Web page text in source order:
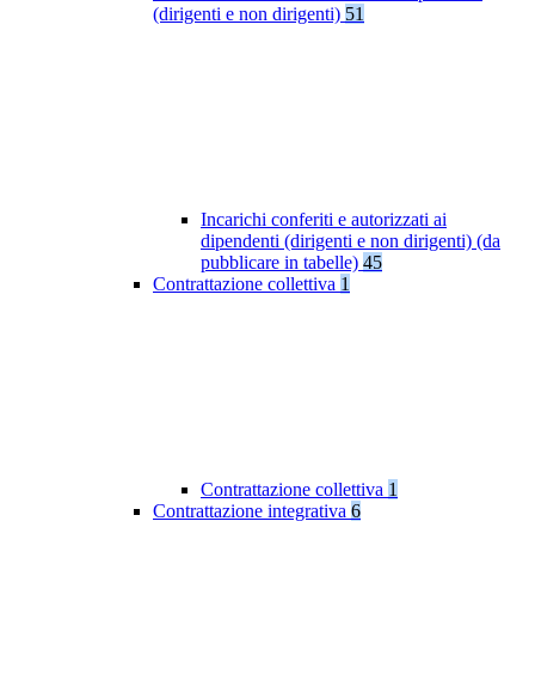
(dirigenti e non dirigenti) 51
Incarichi conferiti e autorizzati ai
dipendenti (dirigenti e non dirigenti) (da
pubblicare in tabelle) 45
Contrattazione collettiva 1
Contrattazione collettiva 1
Contrattazione integrativa 6